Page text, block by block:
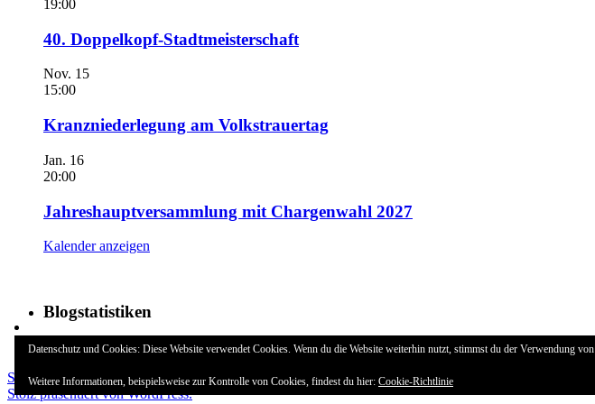
19:00
40. Doppelkopf-Stadtmeisterschaft
Nov. 15
15:00
Kranzniederlegung am Volkstrauertag
Jan. 16
20:00
Jahreshauptversammlung mit Chargenwahl 2027
Kalender anzeigen
Blogstatistiken
28.606 Zugriffe
Schützenverein Settel e.V. 1905
Stolz präsentiert von WordPress.
Datenschutz und Cookies: Diese Website verwendet Cookies. Wenn du die Website weiterhin nutzt, stimmst du der Verwendung
Weitere Informationen, beispielsweise zur Kontrolle von Cookies, findest du hier: Cookie-Richtlinie